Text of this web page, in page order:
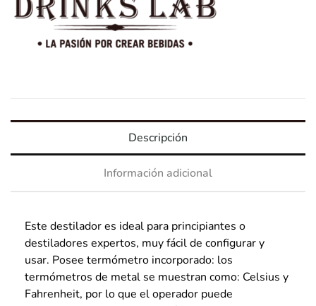
Descripción
Información adicional
Este destilador es ideal para principiantes o
destiladores expertos, muy fácil de configurar y
usar. Posee termómetro incorporado: los
termómetros de metal se muestran como: Celsius y
Fahrenheit, por lo que el operador puede